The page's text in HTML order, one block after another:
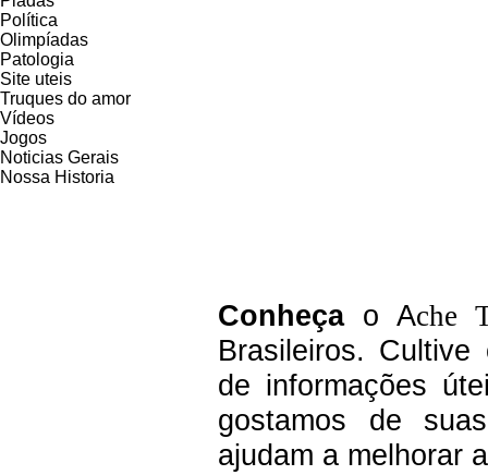
Política
Olimpíadas
Patologia
Site uteis
Truques do amor
Vídeos
Jogos
Noticias Gerais
Nossa Historia
Conheçao Ache
Brasileiros.
de informações
gostamos de
ajudam a melhorar